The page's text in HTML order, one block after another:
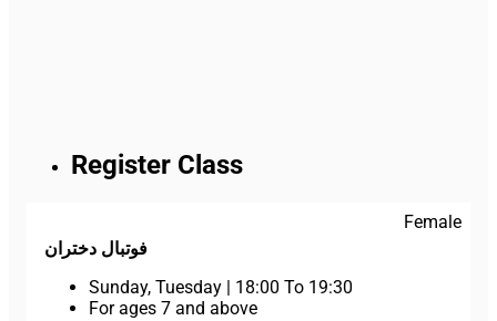
Register Class
Female
فوتبال دختران
Sunday, Tuesday | 18:00 To 19:30
For ages 7 and above